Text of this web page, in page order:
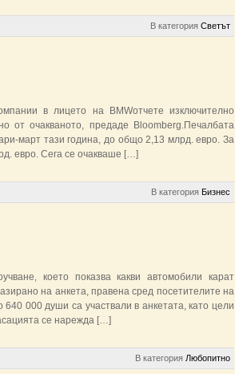
В категория Светът
в лицето на BMWотчете изключително
от очакваното, предаде Bloomberg.Печалбата
март тази година, до общо 2,13 млрд. евро. За
евро. Сега се очакваше […]
В категория Бизнес
което показва какви автомобили карат
на анкета, правена сред посетителите на
000 души са участвали в анкетата, като цели
се нарежда […]
В категория Любопитно